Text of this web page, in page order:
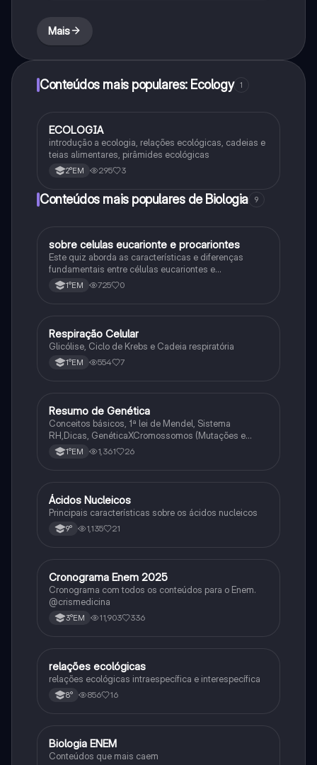
Mais
Conteúdos mais populares: Ecology 1
Biologia
ECOLOGIA
introdução a ecologia, relações ecológicas, cadeias e
teias alimentares, pirâmides ecológicas
2°EM 295 3
Conteúdos mais populares de Biologia 9
Biologia
sobre celulas eucarionte e procariontes
Este quiz aborda as características e diferenças
fundamentais entre células eucariontes e
procariontes.
1°EM 725 0
Biologia
Respiração Celular
Glicólise, Ciclo de Krebs e Cadeia respiratória
1°EM 554 7
Biologia
Resumo de Genética
Conceitos básicos, 1ª lei de Mendel, Sistema
RH,Dicas, GenéticaXCromossomos (Mutações e
Variações Genéticas).
1°EM 1,361 26
Biologia
Ácidos Nucleicos
Principais características sobre os ácidos nucleicos
9° 1,135 21
Matematica
Cronograma Enem 2025
Cronograma com todos os conteúdos para o Enem.
@crismedicina
3°EM 11,903 336
Biologia
relações ecológicas
relações ecológicas intraespecífica e interespecífica
8° 856 16
Ciência
Biologia ENEM
Conteúdos que mais caem